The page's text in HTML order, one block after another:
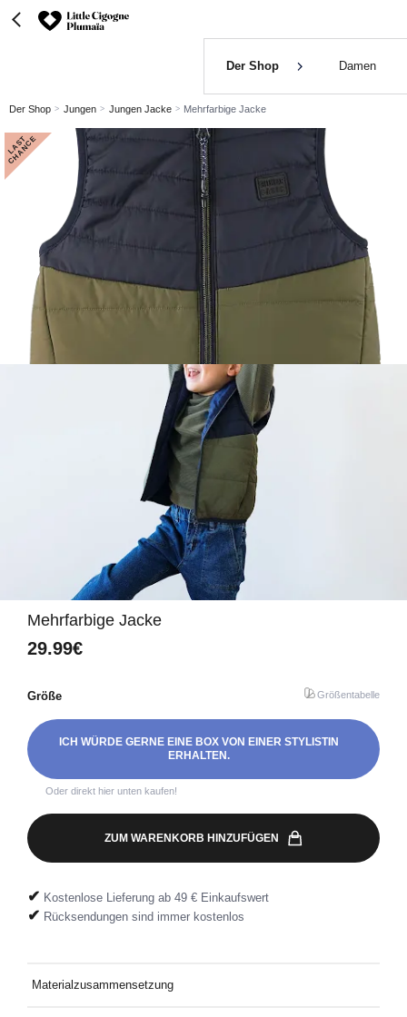
Der Shop Damen
Der Shop Jungen Jungen Jacke Mehrfarbige Jacke
L
A
S
T
C
H
A
N
C
E
Mehrfarbige Jacke
29.99€
Größe Größentabelle
ICH WÜRDE GERNE EINE BOX VON EINER STYLISTIN
ERHALTEN.
Oder direkt hier unten kaufen!
ZUM WARENKORB HINZUFÜGEN
✔ Kostenlose Lieferung ab 49 € Einkaufswert
✔ Rücksendungen sind immer kostenlos
Materialzusammensetzung